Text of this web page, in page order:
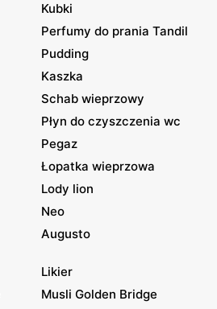
Kubki
Perfumy do prania Tandil
Pudding
Kaszka
Schab wieprzowy
Płyn do czyszczenia wc
Pegaz
Łopatka wieprzowa
Lody lion
Neo
Augusto
Likier
Musli Golden Bridge